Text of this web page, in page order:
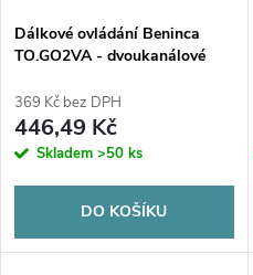
Dálkové ovládání Beninca
TO.GO2VA - dvoukanálové
369 Kč bez DPH
446,49 Kč
Skladem >50 ks
DO KOŠÍKU